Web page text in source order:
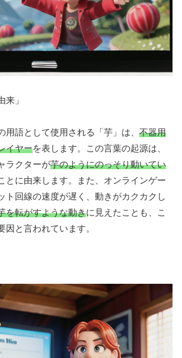
来」
用語として使用される「芋」は、 不器用
イヤーを表します。この言葉の起源は、
ラクターが芋のようにのっそり動いてい
とに由来します。また、オンラインゲー
ト回線の速度が遅く、動きがカクカクし
を転がすような動きに見えたことも、こ
因と言われています。